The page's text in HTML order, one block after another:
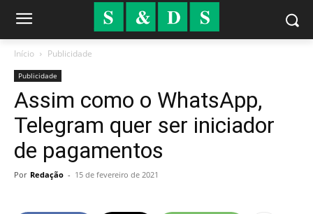
Início Publicidade
Publicidade
Assim como o WhatsApp,
Telegram quer ser iniciador
de pagamentos
Por Redação - 15 de fevereiro de 2021